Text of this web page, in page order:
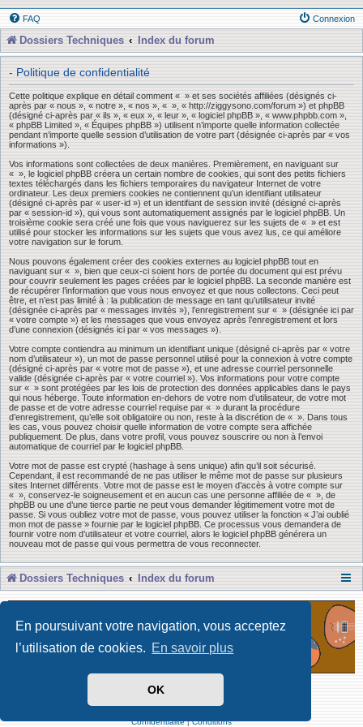
En poursuivant votre navigation, vous acceptez
l’utilisation de cookies. En savoir plus
OK
FAQ Connexion
Dossiers Techniques Index du forum
- Politique de confidentialité
Cette politique explique en détail comment « » et ses sociétés affiliées (désignés ci-
après par « nous », « notre », « nos », « », « http://ziggysono.com/forum ») et phpBB
(désigné ci-après par « ils », « eux », « leur », « logiciel phpBB », « www.phpbb.com »,
« phpBB Limited », « Équipes phpBB ») utilisent n’importe quelle information collectée
pendant n’importe quelle session d’utilisation de votre part (désignée ci-après par « vos
informations »).
Vos informations sont collectées de deux manières. Premièrement, en naviguant sur
« », le logiciel phpBB créera un certain nombre de cookies, qui sont des petits fichiers
textes téléchargés dans les fichiers temporaires du navigateur Internet de votre
ordinateur. Les deux premiers cookies ne contiennent qu’un identifiant utilisateur
(désigné ci-après par « user-id ») et un identifiant de session invité (désigné ci-après
par « session-id »), qui vous sont automatiquement assignés par le logiciel phpBB. Un
troisième cookie sera créé une fois que vous naviguerez sur les sujets de « » et est
utilisé pour stocker les informations sur les sujets que vous avez lus, ce qui améliore
votre navigation sur le forum.
Nous pouvons également créer des cookies externes au logiciel phpBB tout en
naviguant sur « », bien que ceux-ci soient hors de portée du document qui est prévu
pour couvrir seulement les pages créées par le logiciel phpBB. La seconde manière est
de récupérer l’information que vous nous envoyez et que nous collectons. Ceci peut
être, et n’est pas limité à : la publication de message en tant qu’utilisateur invité
(désignée ci-après par « messages invités »), l’enregistrement sur « » (désignée ici par
« votre compte ») et les messages que vous envoyez après l’enregistrement et lors
d’une connexion (désignés ici par « vos messages »).
Votre compte contiendra au minimum un identifiant unique (désigné ci-après par « votre
nom d’utilisateur »), un mot de passe personnel utilisé pour la connexion à votre compte
(désigné ci-après par « votre mot de passe »), et une adresse courriel personnelle
valide (désignée ci-après par « votre courriel »). Vos informations pour votre compte
sur « » sont protégées par les lois de protection des données applicables dans le pays
qui nous héberge. Toute information en-dehors de votre nom d’utilisateur, de votre mot
de passe et de votre adresse courriel requise par « » durant la procédure
d’enregistrement, qu’elle soit obligatoire ou non, reste à la discrétion de « ». Dans tous
les cas, vous pouvez choisir quelle information de votre compte sera affichée
publiquement. De plus, dans votre profil, vous pouvez souscrire ou non à l’envoi
automatique de courriel par le logiciel phpBB.
Votre mot de passe est crypté (hashage à sens unique) afin qu’il soit sécurisé.
Cependant, il est recommandé de ne pas utiliser le même mot de passe sur plusieurs
sites Internet différents. Votre mot de passe est le moyen d’accès à votre compte sur
« », conservez-le soigneusement et en aucun cas une personne affiliée de « », de
phpBB ou une d’une tierce partie ne peut vous demander légitimement votre mot de
passe. Si vous oubliez votre mot de passe, vous pouvez utiliser la fonction « J’ai oublié
mon mot de passe » fournie par le logiciel phpBB. Ce processus vous demandera de
fournir votre nom d’utilisateur et votre courriel, alors le logiciel phpBB générera un
nouveau mot de passe qui vous permettra de vous reconnecter.
Dossiers Techniques Index du forum
Développé par Forum Software © phpBB Limited
Traduit par phpBB-fr
Confidentialité|Conditions